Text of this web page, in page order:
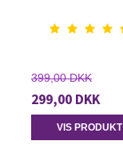
399,00 DKK
299,00 DKK
VIS PRODUKT